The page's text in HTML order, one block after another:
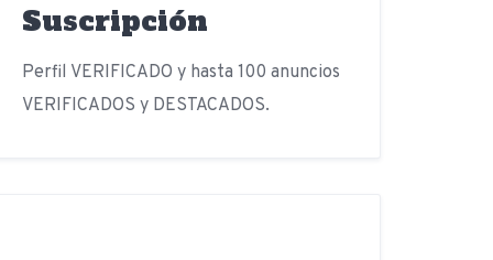
Suscripción
Perfil VERIFICADO y hasta 100 anuncios
VERIFICADOS y DESTACADOS.